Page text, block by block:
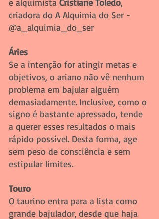
e alquimista Cristiane Toledo,
criadora do A Alquimia do Ser -
@a_alquimia_do_ser
Áries
Se a intenção for atingir metas e
objetivos, o ariano não vê nenhum
problema em bajular alguém
demasiadamente. Inclusive, como o
signo é bastante apressado, tende
a querer esses resultados o mais
rápido possível. Desta forma, age
sem peso de consciência e sem
estipular limites.
Touro
O taurino entra para a lista como
grande bajulador, desde que haja